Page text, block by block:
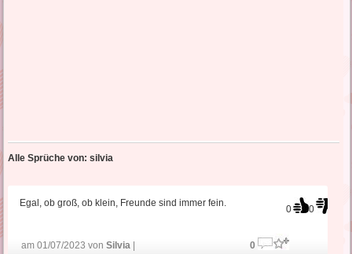
Alle Sprüche von: silvia
0 0
Egal, ob groß, ob klein, Freunde sind immer fein.
am 01/07/2023 vonSilvia 0